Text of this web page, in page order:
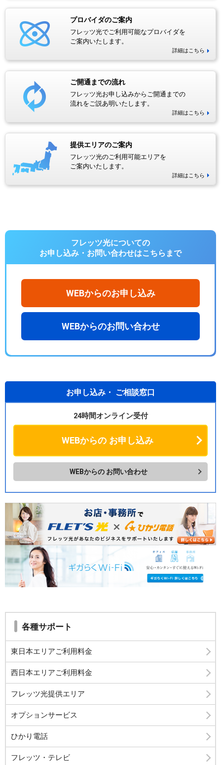
プロバイダのご案内
フレッツ光でご利用可能なプロバイダを
ご案内いたします。
詳細はこちら
ご開通までの流れ
フレッツ光お申し込みからご開通までの
流れをご説あ明いたします。
詳細はこちら
提供エリアのご案内
フレッツ光のご利用可能エリアを
ご案内いたします。
詳細はこちら
フレッツ光についての
お申し込み・お問い合わせはこちらまで
WEBからのお申し込み
WEBからのお問い合わせ
お申し込み・ ご相談窓口
24時間オンライン受付
WEBからのお申し込み
WEBからの お問い合わせ
各種サポート
東日本エリアご利用料金
西日本エリアご利用料金
フレッツ光提供エリア
オプションサービス
ひかり電話
フレッツ・テレビ